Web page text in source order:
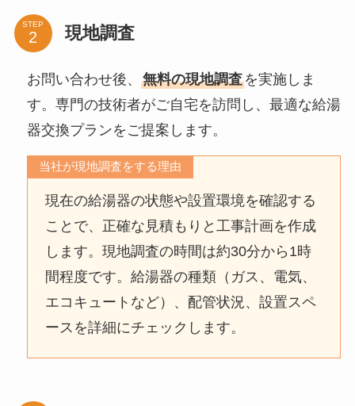
STEP 現地調査
お問い合わせ後、 無料の現地調査を実施しま
す。専門の技術者がご自宅を訪問し、最適な給湯
器交換プランをご提案します。
当社が現地調査をする理由
現在の給湯器の状態や設置環境を確認する
ことで、正確な見積もりと工事計画を作成
します。現地調査の時間は約30分から1時
間程度です。給湯器の種類（ガス、電気、
エコキュートなど）、配管状況、設置スペ
ースを詳細にチェックします。